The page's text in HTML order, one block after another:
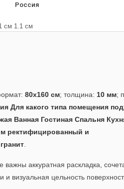
Россия
см 1.1 см
80x160 см; толщина: 10 мм;
Для какого типа помещения
Ванная Гостиная Спальня
ректифицированный и
важны аккуратная раскладка,
визуальная цельность